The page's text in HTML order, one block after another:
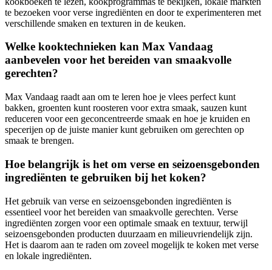
te bezoeken voor verse ingrediënten en door te experimenteren met
verschillende smaken en texturen in de keuken.
Welke kooktechnieken kan Max Vandaag
aanbevelen voor het bereiden van smaakvolle
gerechten?
Max Vandaag raadt aan om te leren hoe je vlees perfect kunt
bakken, groenten kunt roosteren voor extra smaak, sauzen kunt
reduceren voor een geconcentreerde smaak en hoe je kruiden en
specerijen op de juiste manier kunt gebruiken om gerechten op
smaak te brengen.
Hoe belangrijk is het om verse en seizoensgebonden
ingrediënten te gebruiken bij het koken?
Het gebruik van verse en seizoensgebonden ingrediënten is
essentieel voor het bereiden van smaakvolle gerechten. Verse
ingrediënten zorgen voor een optimale smaak en textuur, terwijl
seizoensgebonden producten duurzaam en milieuvriendelijk zijn.
Het is daarom aan te raden om zoveel mogelijk te koken met verse
en lokale ingrediënten.